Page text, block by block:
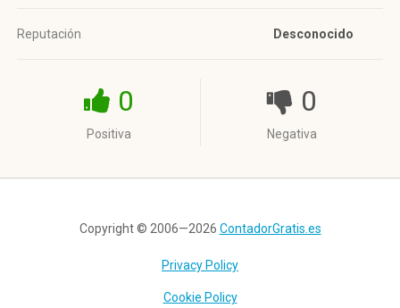
Reputación Desconocido
0
Positiva
0
Negativa
Copyright © 2006—2026 ContadorGratis.es
Privacy Policy
Cookie Policy